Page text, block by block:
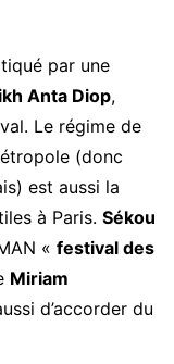
par une
Anta Diop,
Le régime de
(donc
est aussi la
à Paris. Sékou
« festival des
Miriam
d’accorder du